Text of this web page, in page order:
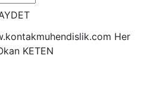
Her
KETEN